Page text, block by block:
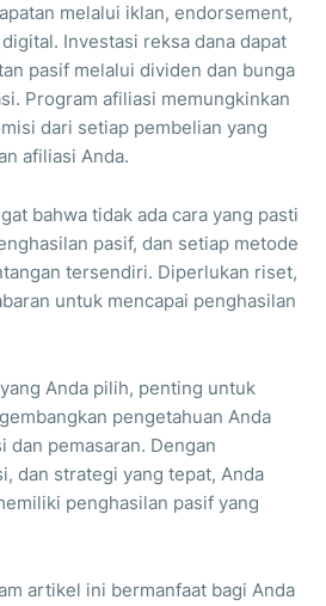
melalui iklan, endorsement,
Investasi reksa dana dapat
pasif melalui dividen dan bunga
Program afiliasi memungkinkan
dari setiap pembelian yang
afiliasi Anda.
bahwa tidak ada cara yang pasti
pasif, dan setiap metode
tersendiri. Diperlukan riset,
untuk mencapai penghasilan
Anda pilih, penting untuk
pengetahuan Anda
dan pemasaran. Dengan
dan strategi yang tepat, Anda
penghasilan pasif yang
artikel ini bermanfaat bagi Anda